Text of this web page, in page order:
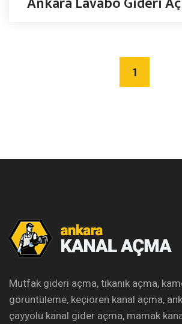
1
Mutfak gideri açma, tıkanık açma,
görüntüleme, keçiören kanal açma,
çayyolu kanal gider açma, mamak